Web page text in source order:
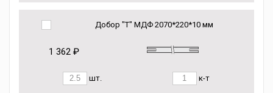
Добор "Т" МДФ 2070*220*10 мм
1 362 ₽
шт. к-т